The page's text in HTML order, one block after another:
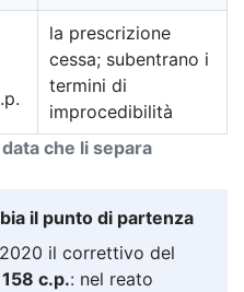
che li separa
la prescrizione
cessa; subentrano i
termini di
improcedibilità
il punto di partenza
il correttivo del
c.p.: nel reato